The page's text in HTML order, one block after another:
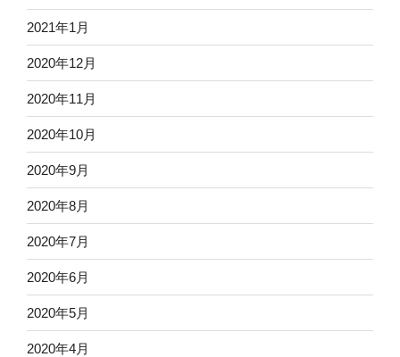
2021年1月
2020年12月
2020年11月
2020年10月
2020年9月
2020年8月
2020年7月
2020年6月
2020年5月
2020年4月